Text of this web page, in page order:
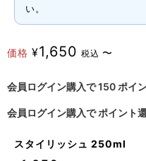
い。
価格 ¥1,650 税込 〜
会員ログイン購入で150ポイ
会員ログイン購入でポイント
スタイリッシュ 250ml